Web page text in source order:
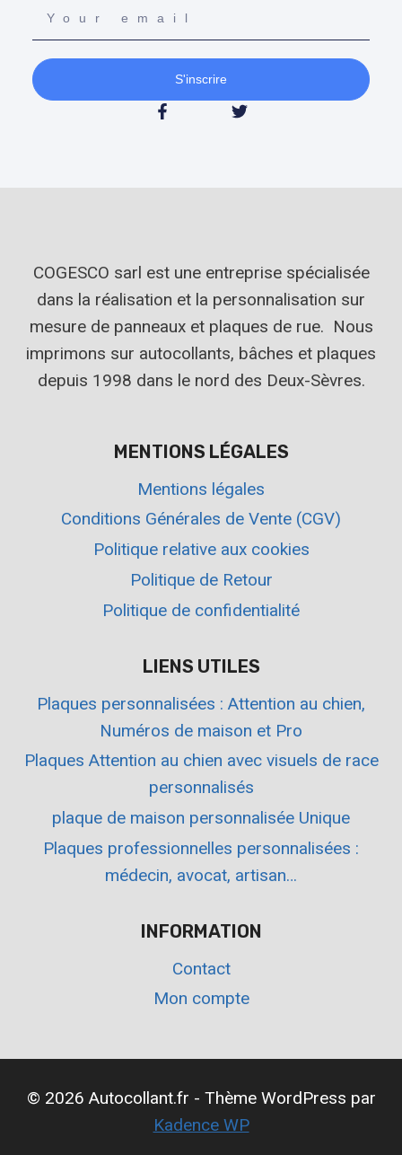
S'inscrire
COGESCO sarl est une entreprise spécialisée
dans la réalisation et la personnalisation sur
mesure de panneaux et plaques de rue. Nous
imprimons sur autocollants, bâches et plaques
depuis 1998 dans le nord des Deux-Sèvres.
MENTIONS LÉGALES
Mentions légales
Conditions Générales de Vente (CGV)
Politique relative aux cookies
Politique de Retour
Politique de confidentialité
LIENS UTILES
Plaques personnalisées : Attention au chien,
Numéros de maison et Pro
Plaques Attention au chien avec visuels de race
personnalisés
plaque de maison personnalisée Unique
Plaques professionnelles personnalisées :
médecin, avocat, artisan…
INFORMATION
Contact
Mon compte
© 2026 Autocollant.fr - Thème WordPress par
Kadence WP